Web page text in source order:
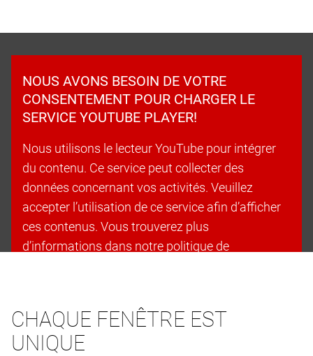
NOUS AVONS BESOIN DE VOTRE
CONSENTEMENT POUR CHARGER LE
SERVICE YOUTUBE PLAYER!
Nous utilisons le lecteur YouTube pour intégrer
du contenu. Ce service peut collecter des
données concernant vos activités. Veuillez
accepter l’utilisation de ce service afin d’afficher
ces contenus. Vous trouverez plus
d’informations dans notre politique de
Accepter les cookies et continuer
CHAQUE FENÊTRE EST
UNIQUE